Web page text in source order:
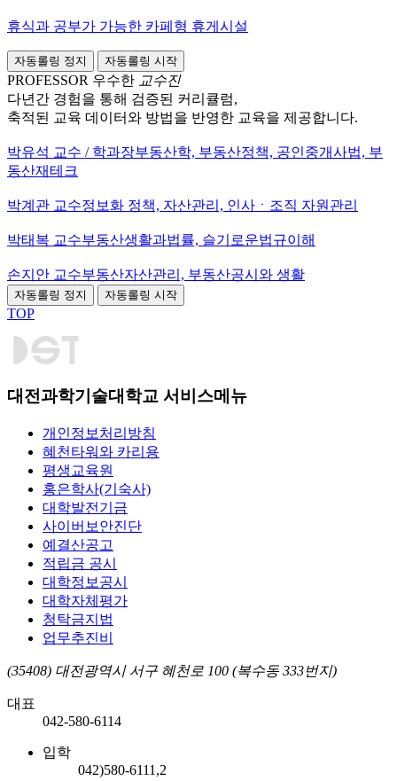
휴식과 공부가 가능한 카페형 휴게시설
자동롤링 정지 자동롤링 시작
PROFESSOR 우수한 교수진
다년간 경험을 통해 검증된 커리큘럼,
축적된 교육 데이터와 방법을 반영한 교육을 제공합니다.
박유석 교수 / 학과장부동산학, 부동산정책, 공인중개사법, 부
동산재테크
박계관 교수정보화 정책, 자산관리, 인사ㆍ조직 자원관리
박태복 교수부동산생활과법률, 슬기로운법규이해
손지안 교수부동산자산관리, 부동산공시와 생활
자동롤링 정지 자동롤링 시작
TOP
대전과학기술대학교 서비스메뉴
개인정보처리방침
혜천타워와 카리용
평생교육원
홍은학사(기숙사)
대학발전기금
사이버보안진단
예결산공고
적립금 공시
대학정보공시
대학자체평가
청탁금지법
업무추진비
(35408) 대전광역시 서구 혜천로 100 (복수동 333번지)
대표
042-580-6114
입학
042)580-6111,2